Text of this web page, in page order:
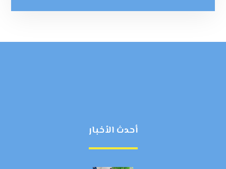
أحدث الأخبار